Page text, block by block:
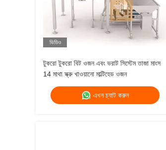
ভিডিও
টুকরো টুকরো বিট ওজন এবং ভরাট সিস্টেম তাজা মাংস
14 মাথা স্ক্রু খাওয়ানো মাল্টিহেড ওজন
এখন চ্যাট করুন